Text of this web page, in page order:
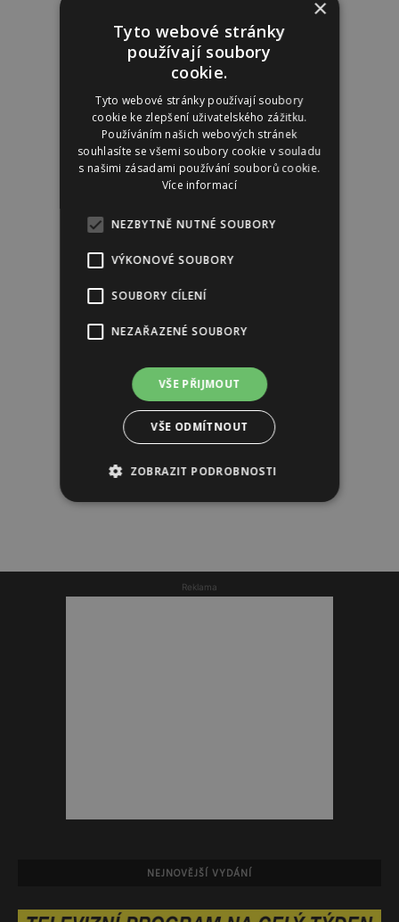
Reklama
NEJNOVĚJŠÍ VYDÁNÍ
×
Tyto webové stránky
používají soubory
cookie.
Tyto webové stránky používají soubory
cookie ke zlepšení uživatelského zážitku.
Používáním našich webových stránek
souhlasíte se všemi soubory cookie v souladu
s našimi zásadami používání souborů cookie.
Více informací
NEZBYTNĚ NUTNÉ SOUBORY
VÝKONOVÉ SOUBORY
SOUBORY CÍLENÍ
NEZAŘAZENÉ SOUBORY
VŠE PŘIJMOUT
VŠE ODMÍTNOUT
ZOBRAZIT PODROBNOSTI